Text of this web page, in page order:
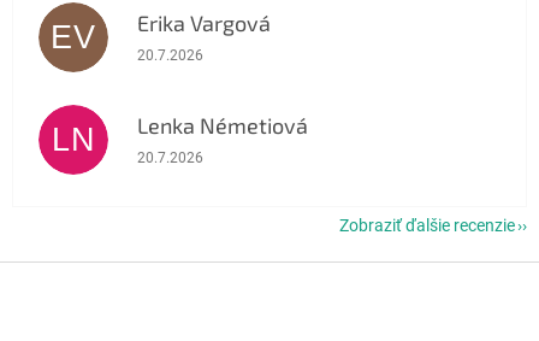
EV Erika Vargová
Hodnotenie obchodu je 5 z 5 hviezdičiek.
20.7.2026
LN Lenka Németiová
Hodnotenie obchodu je 5 z 5 hviezdičiek.
20.7.2026
Zobraziť ďalšie recenzie